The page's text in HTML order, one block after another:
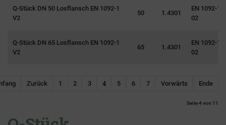
Q-Stück DN 50 Losflansch EN 1092-1
V2
50 1.4301
EN 1092-1
02
Q-Stück DN 65 Losflansch EN 1092-1
V2
65 1.4301
EN 1092-1
02
Zurück 1 2 3 4 5 6 7 Vorwärts Ende
Seite 4 von 11